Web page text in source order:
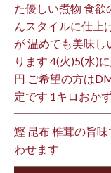
た優しい煮物 食
んスタイルに仕上
が 温めても美味し
ります 4(火)5(水)
円 ご希望の方は
定です 1キロおか
鰹 昆布 椎茸の旨
わせます